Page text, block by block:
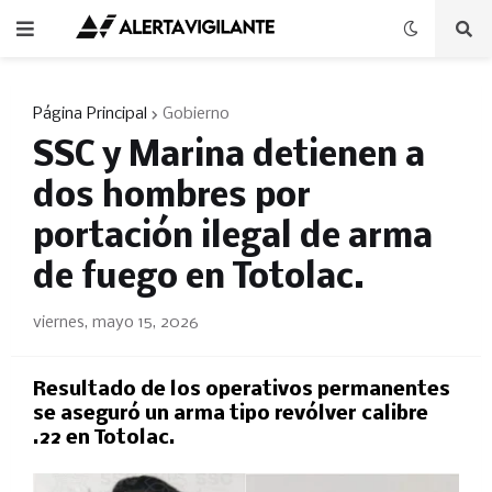
Página Principal Gobierno
SSC y Marina detienen a
dos hombres por
portación ilegal de arma
de fuego en Totolac.
viernes, mayo 15, 2026
Resultado de los operativos permanentes
se aseguró un arma tipo revólver calibre
.22 en Totolac.